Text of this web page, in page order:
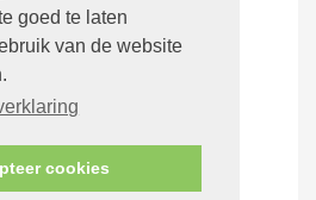
goed te laten
van de website
cookies